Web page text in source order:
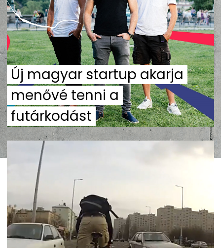
Új magyar startup akarja
menővé tenni a
futárkodást